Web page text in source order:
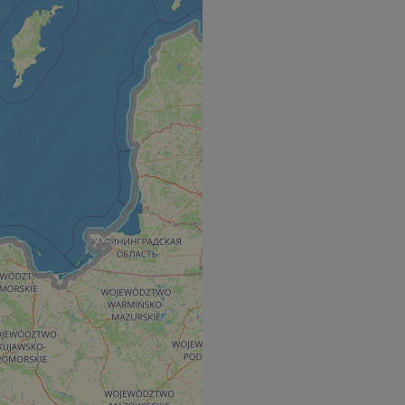
response
traffic is
bots. It is part of
and bots.
make valid
and bots.
make valid
use cases after
stickiness
features
by sites
Usually
by the server.
zur
Zwecke zu
Dienst verwendet,
Cookies zu
muss